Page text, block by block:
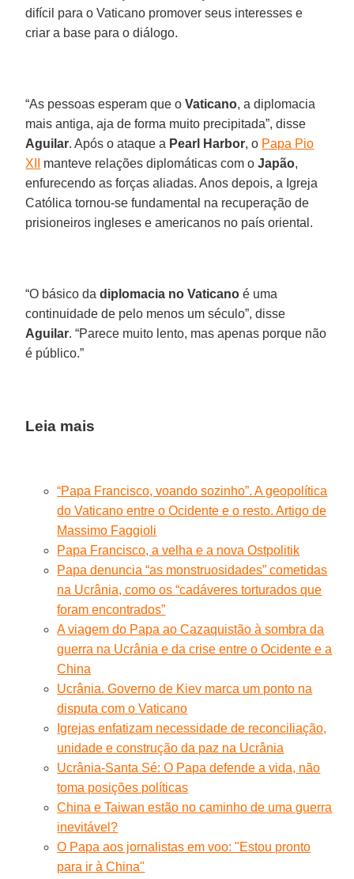
difícil para o Vaticano promover seus interesses e
criar a base para o diálogo.
“As pessoas esperam que oVaticano, a diplomacia
mais antiga, aja de forma muito precipitada”, disse
Aguilar. Após o ataque a Pearl Harbor, o Papa Pio
XII
manteve relações diplomáticas com oJapão,
enfurecendo as forças aliadas. Anos depois, a Igreja
Católica tornou-se fundamental na recuperação de
prisioneiros ingleses e americanos no país oriental.
“O básico dadiplomacia no Vaticano é uma
continuidade de pelo menos um século”, disse
Aguilar. “Parece muito lento, mas apenas porque não
é público.”
Leia mais
“Papa Francisco, voando sozinho”. A geopolítica
do Vaticano entre o Ocidente e o resto. Artigo de
Massimo Faggioli
Papa Francisco, a velha e a nova Ostpolitik
Papa denuncia “as monstruosidades” cometidas
na Ucrânia, como os “cadáveres torturados que
foram encontrados”
A viagem do Papa ao Cazaquistão à sombra da
guerra na Ucrânia e da crise entre o Ocidente e a
China
Ucrânia. Governo de Kiev marca um ponto na
disputa com o Vaticano
Igrejas enfatizam necessidade de reconciliação,
unidade e construção da paz na Ucrânia
Ucrânia-Santa Sé: O Papa defende a vida, não
toma posições políticas
China e Taiwan estão no caminho de uma guerra
inevitável?
O Papa aos jornalistas em voo: "Estou pronto
para ir à China"